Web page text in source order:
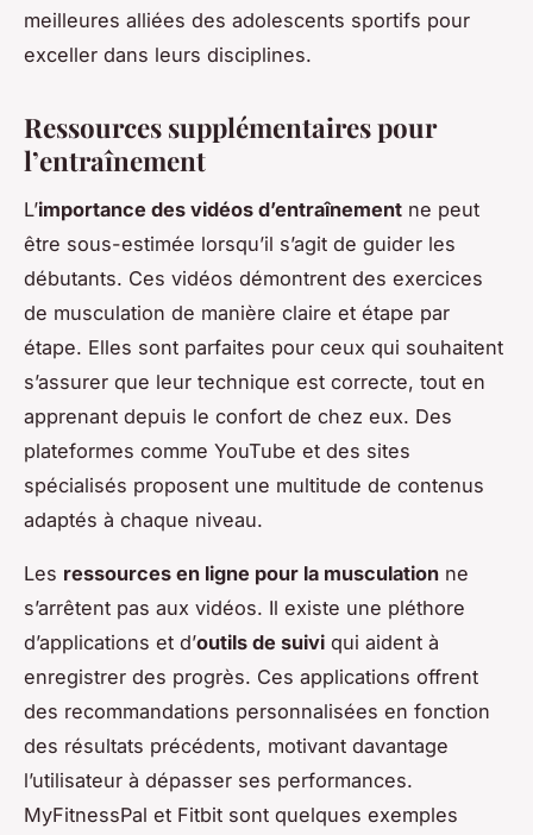
meilleures alliées des adolescents sportifs pour
exceller dans leurs disciplines.
Ressources supplémentaires pour
l’entraînement
L’importance des vidéos d’entraînement ne peut
être sous-estimée lorsqu’il s’agit de guider les
débutants. Ces vidéos démontrent des exercices
de musculation de manière claire et étape par
étape. Elles sont parfaites pour ceux qui souhaitent
s’assurer que leur technique est correcte, tout en
apprenant depuis le confort de chez eux. Des
plateformes comme YouTube et des sites
spécialisés proposent une multitude de contenus
adaptés à chaque niveau.
Les ressources en ligne pour la musculation ne
s’arrêtent pas aux vidéos. Il existe une pléthore
d’applications et d’outils de suivi qui aident à
enregistrer des progrès. Ces applications offrent
des recommandations personnalisées en fonction
des résultats précédents, motivant davantage
l’utilisateur à dépasser ses performances.
MyFitnessPal et Fitbit sont quelques exemples